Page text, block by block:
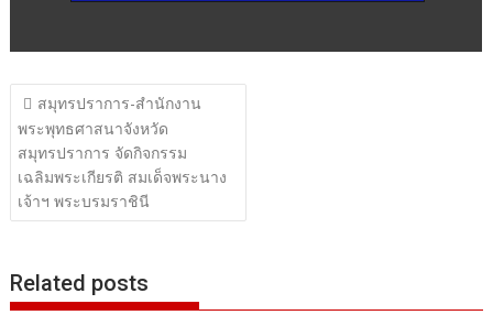
แนะแนว
เรื่อง
สมุทรปราการ-สำนักงาน
พระพุทธศาสนาจังหวัด
สมุทรปราการ จัดกิจกรรม
เฉลิมพระเกียรติ สมเด็จพระนาง
เจ้าฯ พระบรมราชินี
Related posts